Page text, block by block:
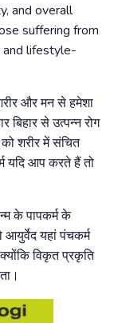
and overall
suffering from
and lifestyle-
और मन से हमेशा
से उत्पन्न रोग
शरीर में संचित
यदि आप करते हैं तो
के पापकर्म के
आयुर्वेद यहां पंचकर्म
विकृत प्रकृति